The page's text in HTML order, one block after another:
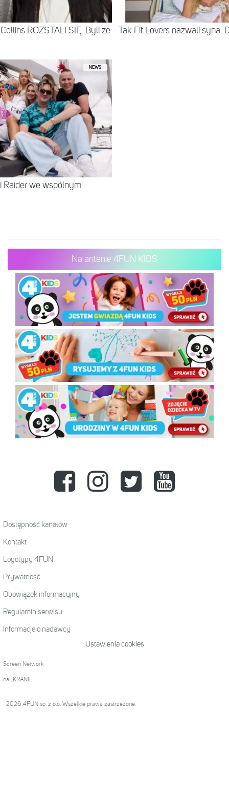
ROZSTALI SIĘ. Byli ze Tak Fit Lovers nazwali syna.
NEWS
Raider we wspólnym
Na antenie 4FUN KIDS
Dostępność kanałów
Kontakt
Logotypy 4FUN
Prywatność
Obowiązek informacyjny
Regulamin serwisu
Informacje o nadawcy
Ustawienia cookies
Screen Network
naEKRANIE
2026 4FUN sp. z o.o. Wszelkie prawa zastrzeżone.